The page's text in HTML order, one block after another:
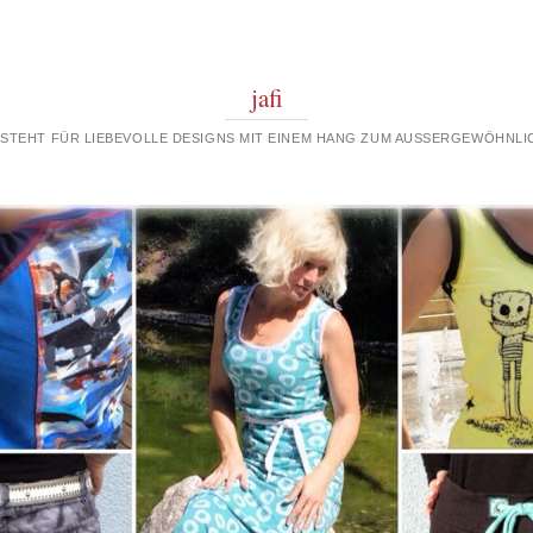
jafi
FÜR LIEBEVOLLE DESIGNS MIT EINEM HANG ZUM